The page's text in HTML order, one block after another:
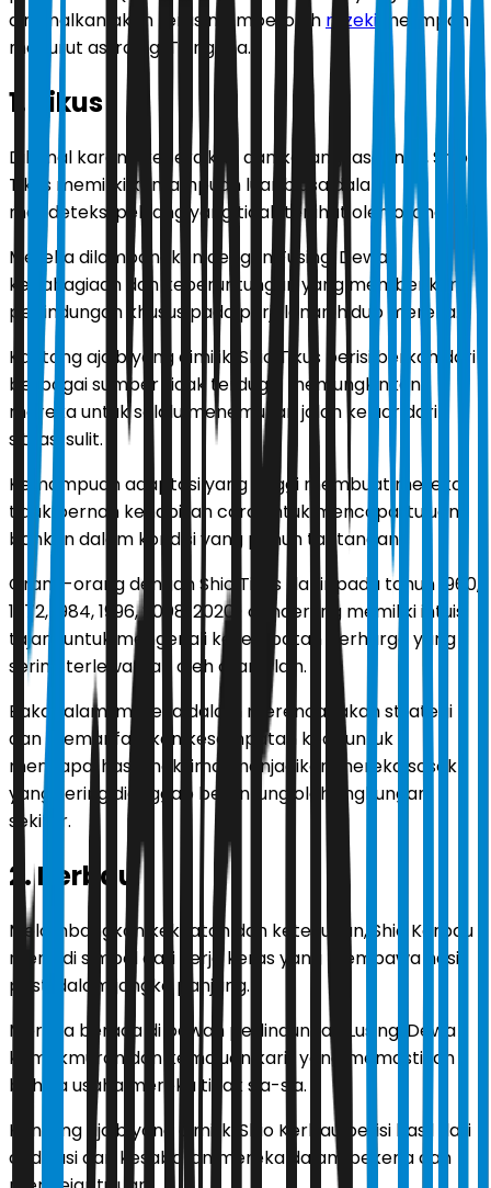
diramalkan akan terus memperoleh rezeki melimpah
menurut astrologi Tionghoa.
1. Tikus
Dikenal karena kecerdikan dan ketangkasannya, Shio
Tikus memiliki kemampuan luar biasa dalam
mendeteksi peluang yang tidak terlihat oleh orang lain.
Mereka dilambangkan dengan Fusing, Dewa
kebahagiaan dan keberuntungan yang memberikan
perlindungan khusus pada perjalanan hidup mereka.
Kantong ajaib yang dimiliki Shio Tikus berisi berkah dari
berbagai sumber tidak terduga, memungkinkan
mereka untuk selalu menemukan jalan keluar dari
situasi sulit.
Kemampuan adaptasi yang tinggi membuat mereka
tidak pernah kehabisan cara untuk mencapai tujuan,
bahkan dalam kondisi yang penuh tantangan.
Orang-orang dengan Shio Tikus (lahir pada tahun 1960,
1972, 1984, 1996, 2008, 2020) cenderung memiliki intuisi
tajam untuk mengenali kesempatan berharga yang
sering terlewatkan oleh orang lain.
Bakat alami mereka dalam merencanakan strategi
dan memanfaatkan kesempatan kecil untuk
mencapai hasil maksimal menjadikan mereka sosok
yang sering dianggap beruntung oleh lingkungan
sekitar.
2. Kerbau
Melambangkan kekuatan dan ketekunan, Shio Kerbau
menjadi simbol dari kerja keras yang membawa hasil
pasti dalam jangka panjang.
Mereka berada di bawah perlindungan Lusing, Dewa
kemakmuran dan kemajuan karir yang memastikan
bahwa usaha mereka tidak sia-sia.
Kantong ajaib yang dimiliki Shio Kerbau berisi hasil dari
dedikasi dan kesabaran mereka dalam bekerja dan